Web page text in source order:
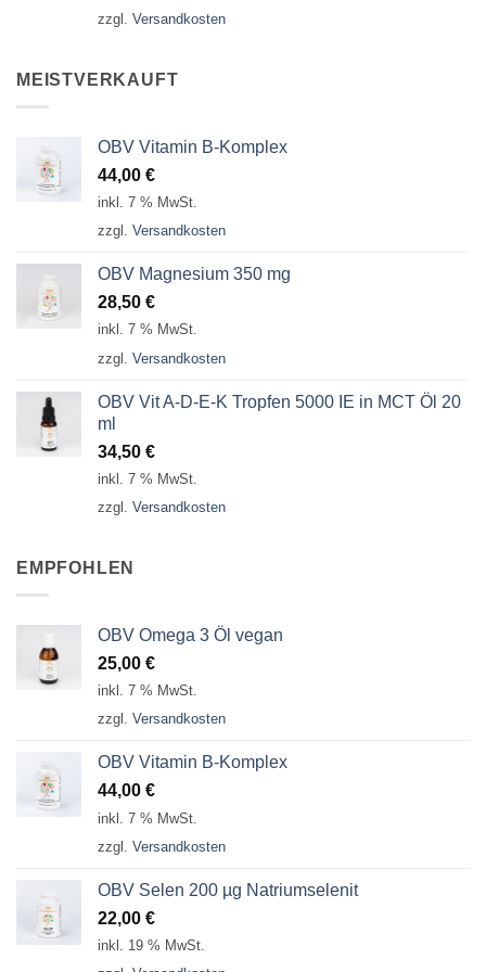
zzgl. Versandkosten
MEISTVERKAUFT
OBV Vitamin B-Komplex
44,00 €
inkl. 7 % MwSt.
zzgl. Versandkosten
OBV Magnesium 350 mg
28,50 €
inkl. 7 % MwSt.
zzgl. Versandkosten
OBV Vit A-D-E-K Tropfen 5000 IE in MCT Öl 20
ml
34,50 €
inkl. 7 % MwSt.
zzgl. Versandkosten
EMPFOHLEN
OBV Omega 3 Öl vegan
25,00 €
inkl. 7 % MwSt.
zzgl. Versandkosten
OBV Vitamin B-Komplex
44,00 €
inkl. 7 % MwSt.
zzgl. Versandkosten
OBV Selen 200 µg Natriumselenit
22,00 €
inkl. 19 % MwSt.